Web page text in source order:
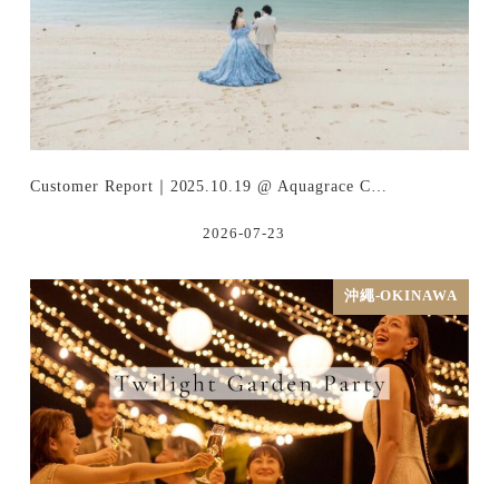
Customer Report｜2025.10.19 @ Aquagrace C…
2026-07-23
沖繩-OKINAWA